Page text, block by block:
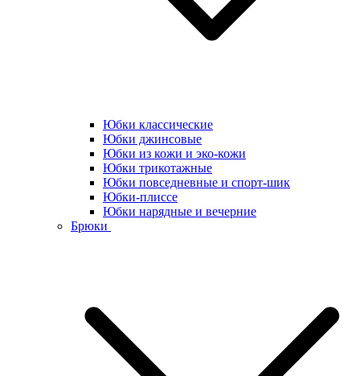
Юбки классические
Юбки джинсовые
Юбки из кожи и эко-кожи
Юбки трикотажные
Юбки повседневные и спорт-шик
Юбки-плиссе
Юбки нарядные и вечерние
Брюки